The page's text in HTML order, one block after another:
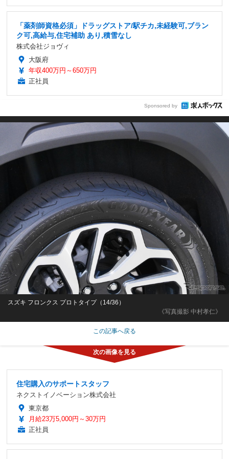
「薬剤師資格必須」ドラッグストア/駅チカ,未経験可,ブラン
ク可,高給与,住宅補助 あり,積雪なし
株式会社ジョヴィ
大阪府
年収400万円～650万円
正社員
Sponsored by
《写真撮影 中村孝仁》
スズキ フロンクス プロトタイプ（14/36）
この記事へ戻る
住宅購入のサポートスタッフ
ネクストイノベーション株式会社
東京都
月給23万5,000円～30万円
正社員